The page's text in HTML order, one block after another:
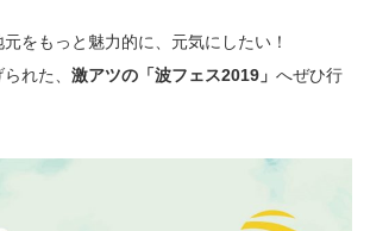
をもっと魅力的に、元気にしたい！
れた、 激アツの「波フェス2019」 へぜひ行